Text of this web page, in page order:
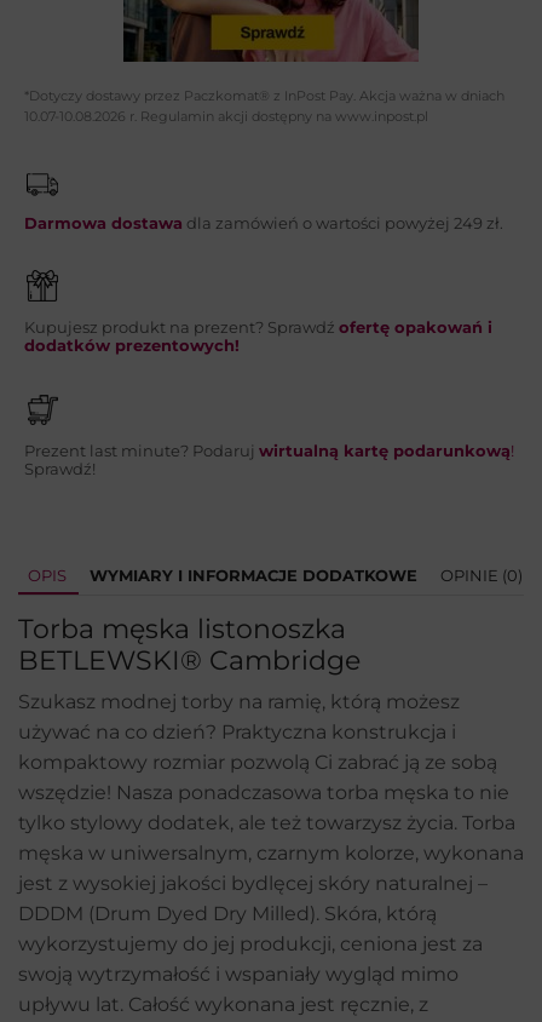
Wiadomość*:
WYŚLIJ
*Dotyczy dostawy przez Paczkomat® z InPost Pay. Akcja ważna w dniach
10.07-10.08.2026 r. Regulamin akcji dostępny na www.inpost.pl
Darmowa dostawa dla zamówień o wartości powyżej 249 zł.
Kupujesz produkt na prezent? Sprawdź ofertę opakowań i
dodatków prezentowych!
Prezent last minute? Podaruj wirtualną kartę podarunkową!
Sprawdź!
OPIS WYMIARY I INFORMACJE DODATKOWE OPINIE (0)
Torba męska listonoszka
BETLEWSKI® Cambridge
Szukasz modnej torby na ramię, którą możesz
używać na co dzień? Praktyczna konstrukcja i
kompaktowy rozmiar pozwolą Ci zabrać ją ze sobą
wszędzie! Nasza ponadczasowa torba męska to nie
tylko stylowy dodatek, ale też towarzysz życia. Torba
męska w uniwersalnym, czarnym kolorze, wykonana
jest z wysokiej jakości bydlęcej skóry naturalnej –
DDDM (Drum Dyed Dry Milled). Skóra, którą
wykorzystujemy do jej produkcji, ceniona jest za
swoją wytrzymałość i wspaniały wygląd mimo
upływu lat. Całość wykonana jest ręcznie, z